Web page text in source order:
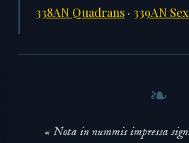
338AN Quadrans · 339AN
« Nota in nummis impressa